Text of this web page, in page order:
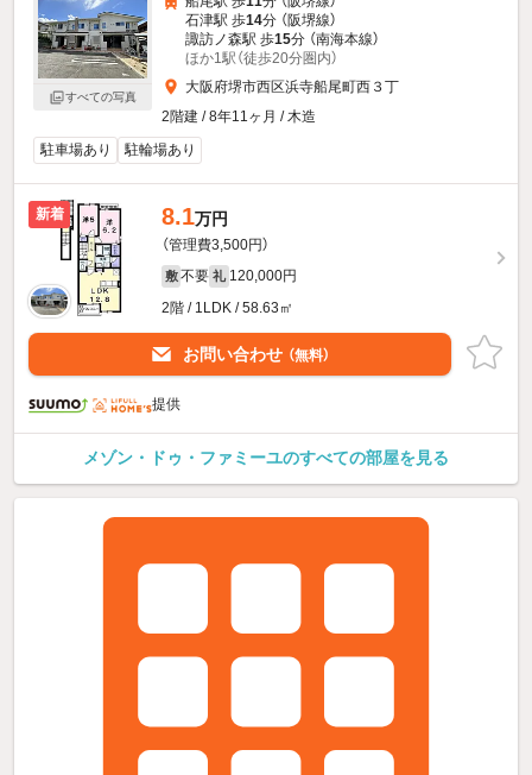
すべての写真
石津駅 歩14分 （阪堺線）
諏訪ノ森駅 歩15分 （南海本線）
ほか1駅（徒歩20分圏内）
大阪府堺市西区浜寺船尾町西３丁
2階建 / 8年11ヶ月 / 木造
駐車場あり
駐輪場あり
新着 8.1万円
（管理費3,500円）
敷 不要 礼 120,000円
2階 / 1LDK / 58.63㎡
お問い合わせ （無料）
提供
メゾン・ドゥ・ファミーユのすべての部屋を見る